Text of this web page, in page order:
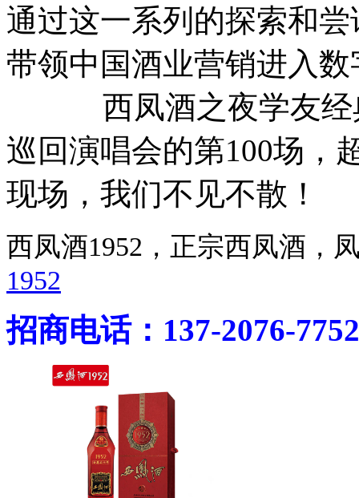
通过这一系列的探索和
带领中国酒业营销进入
西凤酒之夜学友经典
巡回演唱会的第100场，
现场，我们不见不散！
西凤酒1952，正宗西凤酒
1952
招商电话：137-2076-7752